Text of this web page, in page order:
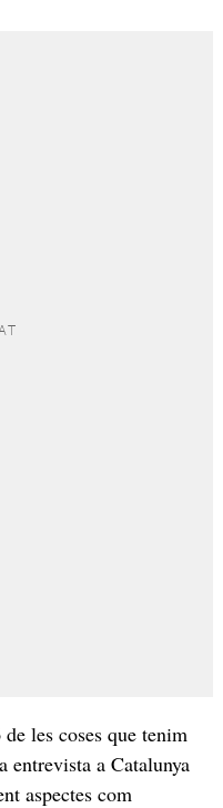
les coses que tenim
entrevista a Catalunya
aspectes com